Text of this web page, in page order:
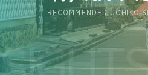
RECOMMENDED UCHIKO